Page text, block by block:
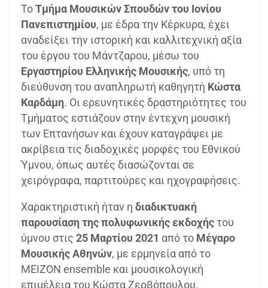
ΤοΤμήμα Μουσικών Σπουδών του Ιονίου
Πανεπιστημίου, με έδρα την Κέρκυρα, έχει
αναδείξει την ιστορική και καλλιτεχνική αξία
του έργου του Μάντζαρου, μέσω του
Εργαστηρίου Ελληνικής Μουσικής, υπό τη
διεύθυνση του αναπληρωτή καθηγητή Κώστα
Καρδάμη. Οι ερευνητικές δραστηριότητες του
Τμήματος εστιάζουν στην έντεχνη μουσική
των Επτανήσων και έχουν καταγράψει με
ακρίβεια τις διαδοχικές μορφές του Εθνικού
Ύμνου, όπως αυτές διασώζονται σε
χειρόγραφα, παρτιτούρες και ηχογραφήσεις.
Χαρακτηριστική ήταν η διαδικτυακή
παρουσίαση της πολυφωνικής εκδοχήςτου
ύμνου στις 25 Μαρτίου 2021 από το Μέγαρο
Μουσικής Αθηνών, με ερμηνεία από το
ΜΕΙΖΟΝ ensemble και μουσικολογική
επιμέλεια του Κώστα Ζερβόπουλου.